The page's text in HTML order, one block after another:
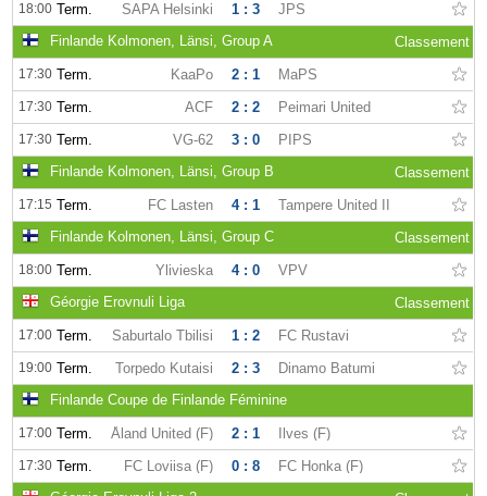
18:00 Term. SAPA Helsinki 1 : 3
JPS
Finlande Kolmonen, Länsi, Group A
Classement
17:30 Term. KaaPo 2 : 1 MaPS
17:30 Term. ACF 2 : 2 Peimari United
17:30 Term. VG-62 3 : 0
PIPS
Finlande Kolmonen, Länsi, Group B
Classement
17:15 Term. FC Lasten 4 : 1
Tampere United II
Finlande Kolmonen, Länsi, Group C
Classement
18:00 Term. Ylivieska 4 : 0
VPV
Géorgie Erovnuli Liga
Classement
17:00 Term. Saburtalo Tbilisi 1 : 2 FC Rustavi
19:00 Term. Torpedo Kutaisi 2 : 3
Dinamo Batumi
Finlande Coupe de Finlande Féminine
17:00 Term. Åland United (F) 2 : 1 Ilves (F)
17:30 Term. FC Loviisa (F) 0 : 8
FC Honka (F)